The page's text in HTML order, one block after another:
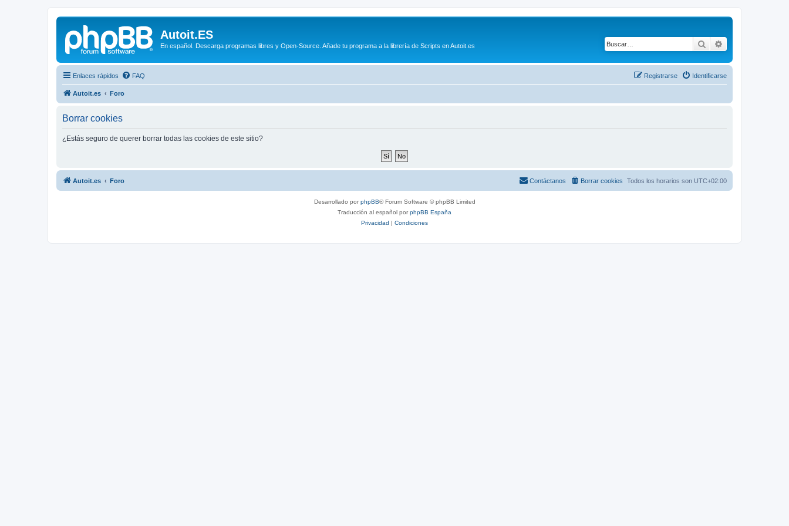
Autoit.ES
En español. Descarga programas libres y Open-Source. Añade tu programa a la librería de Scripts en Autoit.es Buscar
Enlaces rápidos FAQ Identificarse
Registrarse
Autoit.es Foro
Borrar cookies
¿Estás seguro de querer borrar todas las cookies de este sitio?
Autoit.es Foro Todos los horarios son UTC+02:00
Borrar cookies
Contáctanos
Desarrollado porphpBB® Forum Software © phpBB Limited
Traducción al español porphpBB España
Privacidad | Condiciones